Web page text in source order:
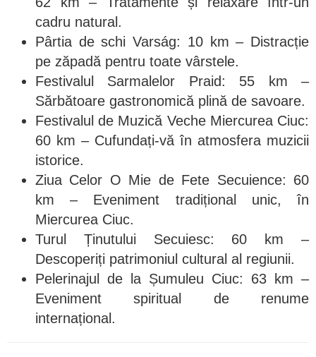
cadru natural.
Pârtia de schi Varság: 10 km – Distracție
pe zăpadă pentru toate vârstele.
Festivalul Sarmalelor Praid: 55 km –
Sărbătoare gastronomică plină de savoare.
Festivalul de Muzică Veche Miercurea Ciuc:
60 km – Cufundați-vă în atmosfera muzicii
istorice.
Ziua Celor O Mie de Fete Secuience: 60
km – Eveniment tradițional unic, în
Miercurea Ciuc.
Turul Ținutului Secuiesc: 60 km –
Descoperiți patrimoniul cultural al regiunii.
Pelerinajul de la Șumuleu Ciuc: 63 km –
Eveniment spiritual de renume
internațional.